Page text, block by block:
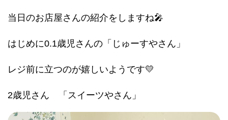
当日のお店屋さんの紹介をしますね🎤
はじめに0.1歳児さんの「じゅーすやさん」
レジ前に立つのが嬉しいようです💛
2歳児さん 「スイーツやさん」